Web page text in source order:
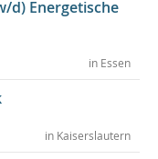
d) Energetische
in Essen
in Kaiserslautern